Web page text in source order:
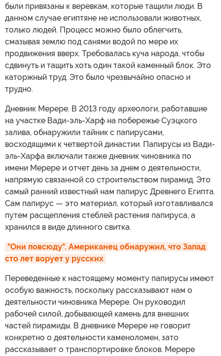
были привязаны к веревкам, которые тащили люди. В
данном случае египтяне не использовали животных,
только людей. Процесс можно было облегчить,
смазывая землю под санями водой по мере их
продвижения вверх. Требовалась куча народа, чтобы
сдвинуть и тащить хоть один такой каменный блок. Это
каторжный труд. Это было чрезвычайно опасно и
трудно.
Дневник Мерере. В 2013 году археологи, работавшие
на участке Вади-эль-Харф на побережье Суэцкого
залива, обнаружили тайник с папирусами,
восходящими к четвертой династии. Папирусы из Вади-
эль-Харфа включали также дневник чиновника по
имени Мерере и отчет день за днем о деятельности,
напрямую связанной со строительством пирамид. Это
самый ранний известный нам папирус Древнего Египта.
Сам папирус — это материал, который изготавливался
путем расщепления стеблей растения папируса, а
хранился в виде длинного свитка.
"Они повсюду". Американец обнаружил, что Запад
сто лет ворует у русских
Переведенные к настоящему моменту папирусы имеют
особую важность, поскольку рассказывают нам о
деятельности чиновника Мерере. Он руководил
рабочей силой, добывающей камень для внешних
частей пирамиды. В дневнике Мерере не говорит
конкретно о деятельности каменоломен, зато
рассказывает о транспортировке блоков. Мерере